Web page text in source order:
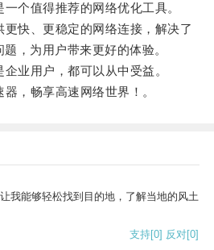
值得推荐的网络优化工具。
快、更稳定的网络连接，解决了
，为用户带来更好的体验。
用户，都可以从中受益。
畅享高速网络世界！。
我能够轻松找到目的地，了解当地的风土
支持[0] 反对[0]